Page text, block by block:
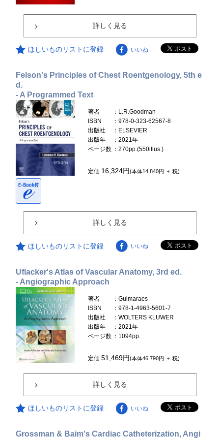
詳しく見る
ほしいものリストに登録 いいね
Felson's Principles of Chest Roentgenology, 5th e
d.
- A Programmed Text
著者
：L.R.Goodman
ISBN
：978-0-323-62567-8
出版社
：ELSEVIER
出版年
：2021年
ページ数 ：270pp.(550illus.)
定価 16,324円(本体14,840円 ＋ 税)
詳しく見る
ほしいものリストに登録 いいね
Uflacker's Atlas of Vascular Anatomy, 3rd ed.
- Angiographic Approach
著者
：Guimaraes
ISBN
：978-1-4963-5601-7
出版社
：WOLTERS KLUWER
出版年
：2021年
ページ数 ：1094pp.
定価51,469円(本体46,790円 ＋ 税)
詳しく見る
ほしいものリストに登録 いいね
Grossman & Baim's Cardiac Catheterization, Angi